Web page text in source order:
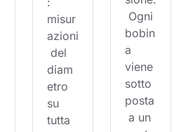
misur
azioni
del
diam
etro
su
tutta
Ogni
bobin
a
viene
sotto
posta
a un